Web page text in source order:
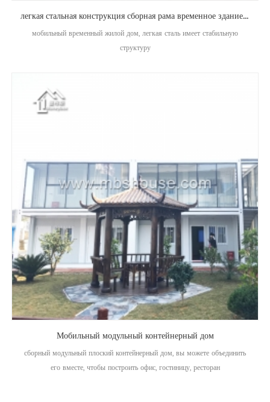
легкая стальная конструкция сборная рама временное здание мобильный дом
мобильный временный жилой дом, легкая сталь имеет стабильную
структуру
Мобильный модульный контейнерный дом
сборный модульный плоский контейнерный дом, вы можете объединить
его вместе, чтобы построить офис, гостиницу, ресторан